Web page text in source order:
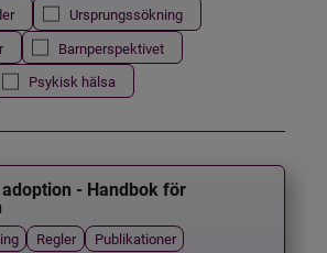
Ursprungssökning
Barnperspektivet
Psykisk hälsa
- Handbok för
Regler Publikationer